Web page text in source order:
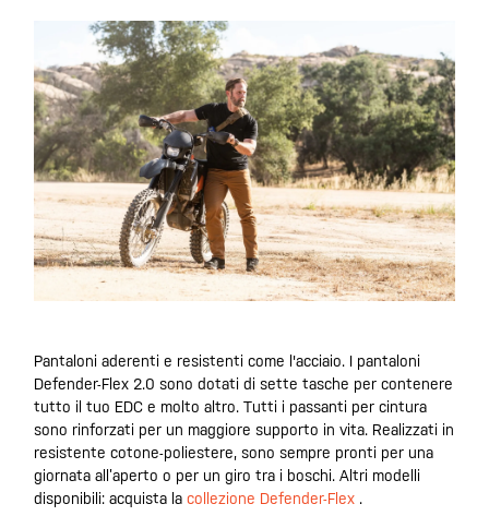
Pantaloni aderenti e resistenti come l'acciaio. I pantaloni
Defender-Flex 2.0 sono dotati di sette tasche per contenere
tutto il tuo EDC e molto altro. Tutti i passanti per cintura
sono rinforzati per un maggiore supporto in vita. Realizzati in
resistente cotone-poliestere, sono sempre pronti per una
giornata all’aperto o per un giro tra i boschi. Altri modelli
disponibili: acquista la collezione Defender-Flex .